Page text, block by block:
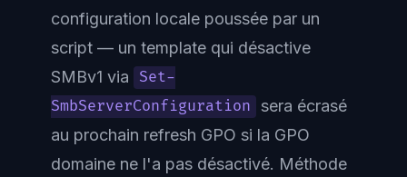
configuration locale poussée par un
script — un template qui désactive
SMBv1 via
Set-
SmbServerConfiguration
sera écrasé
au prochain refresh GPO si la GPO
domaine ne l'a pas désactivé. Méthode